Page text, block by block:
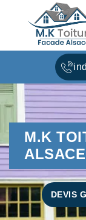
M.K
ALSACE
DEVIS